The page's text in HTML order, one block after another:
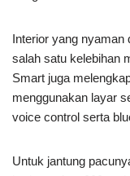
Interior yang nyaman
salah satu kelebihan
Smart juga
menggunakan layar
voice control serta
Untuk jantung